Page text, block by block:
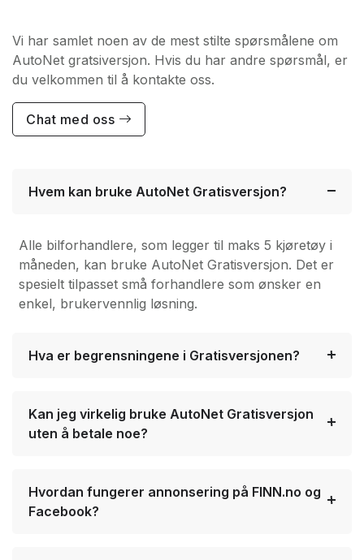
Vi har samlet noen av de mest stilte spørsmålene om
AutoNet gratsiversjon. Hvis du har andre spørsmål, er
du velkommen til å kontakte oss.
Chat med oss
Hvem kan bruke AutoNet Gratisversjon?
Alle bilforhandlere, som legger til maks 5 kjøretøy i
måneden, kan bruke AutoNet Gratisversjon. Det er
spesielt tilpasset små forhandlere som ønsker en
enkel, brukervennlig løsning.
Hva er begrensningene i Gratisversjonen?
Kan jeg virkelig bruke AutoNet Gratisversjon
uten å betale noe?
Hvordan fungerer annonsering på FINN.no og
Facebook?